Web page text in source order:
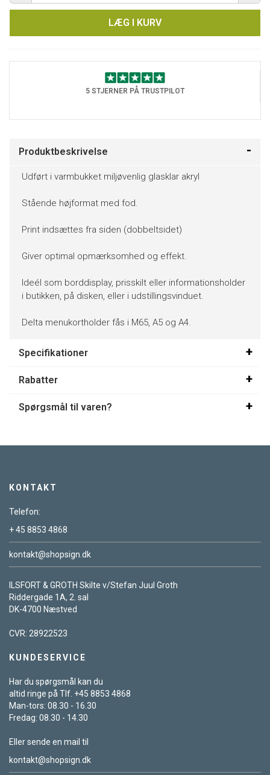
LÆG I KURV
5 STJERNER PÅ TRUSTPILOT
Produktbeskrivelse
Udført i varmbukket miljøvenlig glasklar akryl
Stående højformat med fod.
Print indsættes fra siden (dobbeltsidet)
Giver optimal opmærksomhed og effekt.
Ideél som borddisplay, prisskilt eller informationsholder
i butikken, på disken, eller i udstillingsvinduet.
Delta menukortholder fås i M65, A5 og A4.
Specifikationer
Rabatter
Spørgsmål til varen?
KONTAKT
Telefon:
+ 45 8853 4868
kontakt@shopsign.dk
ILSFORT & GROTH Skilte v/Stefan Juul Groth
Riddergade 1A, 2. sal
DK-4700 Næstved
CVR: 28922523
KUNDESERVICE
Har du spørgsmål kan du
altid ringe på Tlf. +45 8853 4868
Man-tors: 08.30 - 16.30
Fredag: 08.30 - 14.30
Eller sende en mail til
kontakt@shopsign.dk